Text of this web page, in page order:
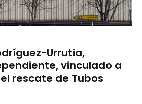
Urrutia,
vinculado a
rescate de Tubos